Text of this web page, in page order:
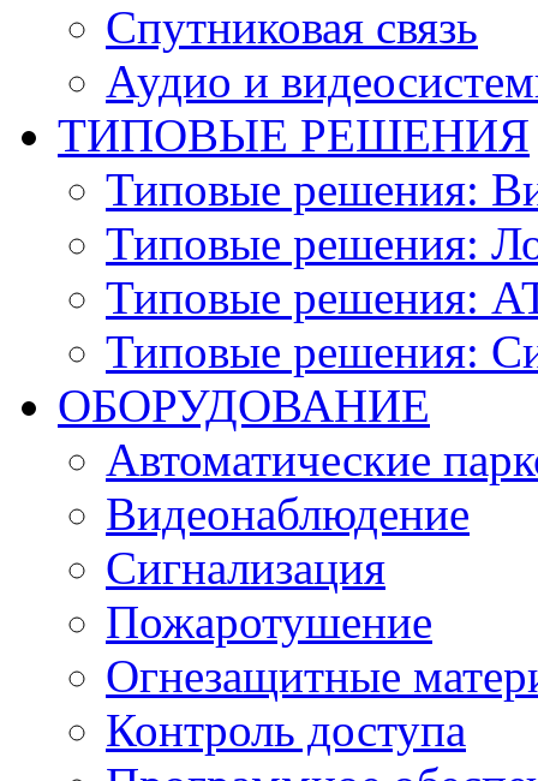
Спутниковая связь
Аудио и
ТИПОВЫЕ РЕШЕНИЯ
Типовые решения:
Типовые решения:
Типовые решения:
Типовые решения:
ОБОРУДОВАНИЕ
Автоматические
Видеонаблюдение
Сигнализация
Пожаротушение
Огнезащитные
Контроль доступа